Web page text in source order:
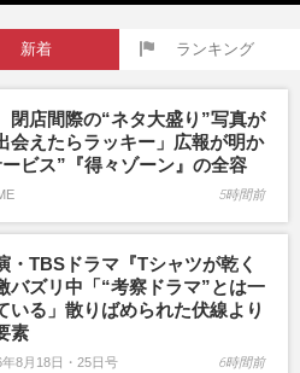
新着 ランキング
閉店間際の“ネタ大盛り”写真が
会えたらラッキー」広報が明か
ービス”『得々ゾーン』の全容
5時間前
・TBSドラマ『Tシャツが乾く
バズリ中「“考察ドラマ”とは一
いる」散りばめられた伏線より
素
8月18日・25日号 6時間前